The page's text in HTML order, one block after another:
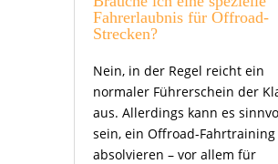
Fahrerlaubnis für Offroad-
Strecken?
Nein, in der Regel reicht ein
normaler Führerschein der
aus. Allerdings kann es
sein, ein Offroad-Fahrtraining
absolvieren – vor allem für